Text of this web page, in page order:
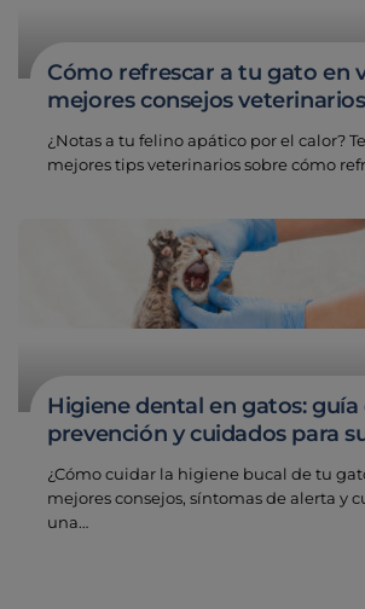
Cómo refrescar a tu gato en
mejores consejos veterinarios
¿Notas a tu felino apático por el calor?
mejores tips veterinarios sobre cómo
Higiene dental en gatos: guía
prevención y cuidados para
¿Cómo cuidar la higiene bucal de tu
mejores consejos, síntomas de alerta y
una…